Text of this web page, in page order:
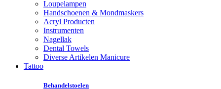
Loupelampen
Handschoenen & Mondmaskers
Acryl Producten
Instrumenten
Nagellak
Dental Towels
Diverse Artikelen Manicure
Tattoo
Behandelstoelen